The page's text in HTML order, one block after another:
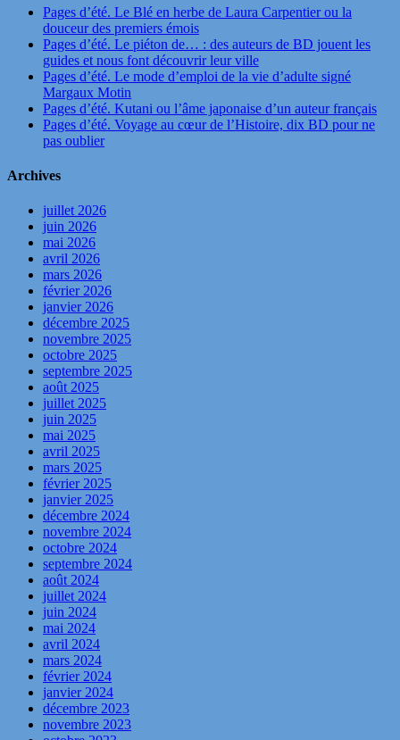
Pages d’été. Le Blé en herbe de Laura Carpentier ou la
douceur des premiers émois
Pages d’été. Le piéton de… : des auteurs de BD jouent les
guides et nous font découvrir leur ville
Pages d’été. Le mode d’emploi de la vie d’adulte signé
Margaux Motin
Pages d’été. Kutani ou l’âme japonaise d’un auteur français
Pages d’été. Voyage au cœur de l’Histoire, dix BD pour ne
pas oublier
Archives
juillet 2026
juin 2026
mai 2026
avril 2026
mars 2026
février 2026
janvier 2026
décembre 2025
novembre 2025
octobre 2025
septembre 2025
août 2025
juillet 2025
juin 2025
mai 2025
avril 2025
mars 2025
février 2025
janvier 2025
décembre 2024
novembre 2024
octobre 2024
septembre 2024
août 2024
juillet 2024
juin 2024
mai 2024
avril 2024
mars 2024
février 2024
janvier 2024
décembre 2023
novembre 2023